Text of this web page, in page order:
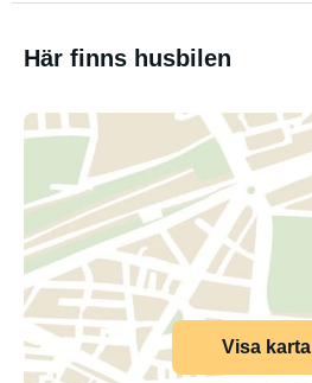
Här finns husbilen
Visa karta